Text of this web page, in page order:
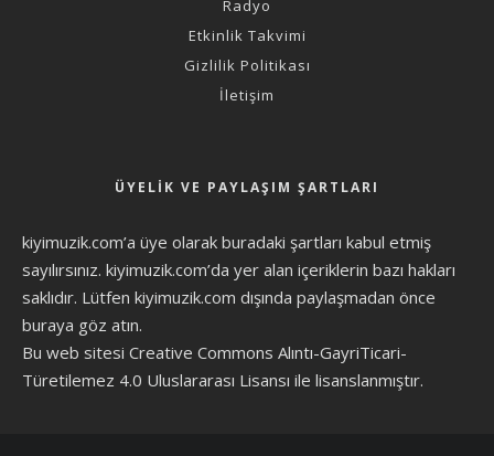
Radyo
Etkinlik Takvimi
Gizlilik Politikası
İletişim
ÜYELIK VE PAYLAŞIM ŞARTLARI
kiyimuzik.com’a üye olarak buradaki şartları kabul etmiş
sayılırsınız. kiyimuzik.com’da yer alan içeriklerin bazı hakları
saklıdır. Lütfen kiyimuzik.com dışında paylaşmadan önce
buraya göz atın.
Bu web sitesi Creative Commons Alıntı-GayriTicari-
Türetilemez 4.0 Uluslararası Lisansı ile lisanslanmıştır.